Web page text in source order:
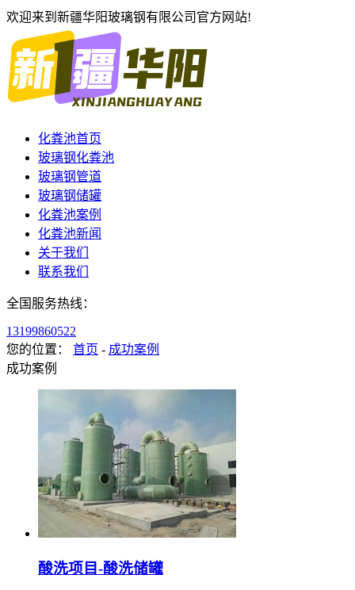
欢迎来到新疆华阳玻璃钢有限公司官方网站!
化粪池首页
玻璃钢化粪池
玻璃钢管道
玻璃钢储罐
化粪池案例
化粪池新闻
关于我们
联系我们
全国服务热线：
13199860522
您的位置： 首页 - 成功案例
成功案例
酸洗项目-酸洗储罐